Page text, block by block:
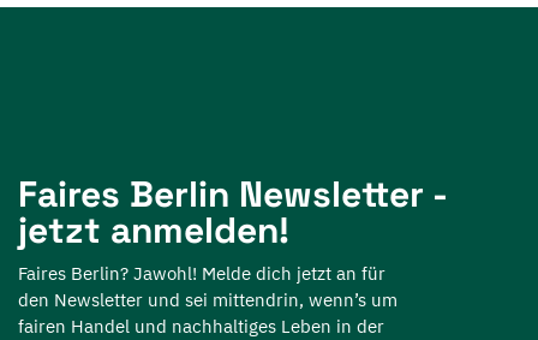
Faires Berlin Newsletter -
jetzt anmelden!
Faires Berlin? Jawohl! Melde dich jetzt an für
den Newsletter und sei mittendrin, wenn’s um
fairen Handel und nachhaltiges Leben in der